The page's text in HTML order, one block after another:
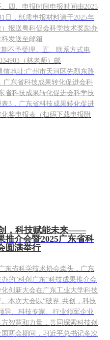
四、申报时间申报时间由2025
日，纸质申报材料请于2025年
报送粤科促会科学技术奖励办
发送至邮箱
期不予受理。五、联系方式电
（林老师）邮
信地址:广州市天河区先烈东路
广东省科技成果转化促进会科
省科技成果转化促进会科学技
3．广东省科技成果转化促进
奖申报表（扫码下载申报附
，科技赋能未来——
推介会暨2025广东省科
圆满举行
东省科学技术协会牵头，广东
的“科创广东”科技成果推介会
创新大会在广东工业大学科技
本次大会以“破界·共创，科技
导、科技专家、行业领军企业
智慧和力量，共同探索科技创
两会期间，习近平总书记多次